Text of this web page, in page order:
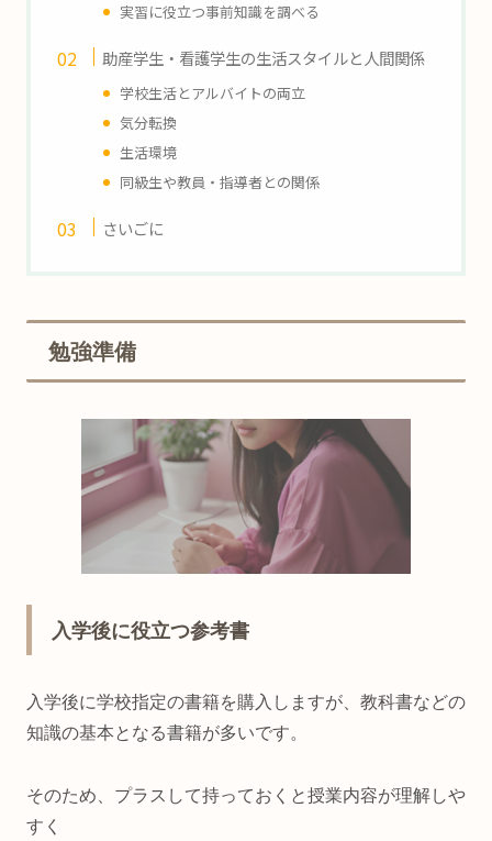
実習に役立つ事前知識を調べる
助産学生・看護学生の生活スタイルと人間関係
学校生活とアルバイトの両立
気分転換
生活環境
同級生や教員・指導者との関係
さいごに
勉強準備
入学後に役立つ参考書
入学後に学校指定の書籍を購入しますが、教科書などの
知識の基本となる書籍が多いです。
そのため、プラスして持っておくと授業内容が理解しや
すく